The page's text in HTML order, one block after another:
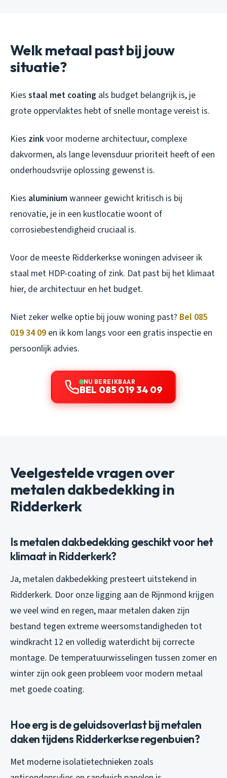
Welk metaal past bij jouw
situatie?
Kies staal met coating als budget belangrijk is, je
grote oppervlaktes hebt of snelle montage vereist is.
Kies zinkvoor moderne architectuur, complexe
dakvormen, als lange levensduur prioriteit heeft of een
onderhoudsvrije oplossing gewenst is.
Kies aluminium wanneer gewicht kritisch is bij
renovatie, je in een kustlocatie woont of
corrosiebestendigheid cruciaal is.
Voor de meeste Ridderkerkse woningen adviseer ik
staal met HDP-coating of zink. Dat past bij het klimaat
hier, de architectuur en het budget.
Niet zeker welke optie bij jouw woning past? Bel 085
019 34 09 en ik kom langs voor een gratis inspectie en
persoonlijk advies.
NU BEREIKBAAR
BEL 085 019 34 09
Veelgestelde vragen over
metalen dakbedekking in
Ridderkerk
Is metalen dakbedekking geschikt voor het
klimaat in Ridderkerk?
Ja, metalen dakbedekking presteert uitstekend in
Ridderkerk. Door onze ligging aan de Rijnmond krijgen
we veel wind en regen, maar metalen daken zijn
bestand tegen extreme weersomstandigheden tot
windkracht 12 en volledig waterdicht bij correcte
montage. De temperatuurwisselingen tussen zomer en
winter zijn ook geen probleem voor modern metaal
met goede coating.
Hoe erg is de geluidsoverlast bij metalen
daken tijdens Ridderkerkse regenbuien?
Met moderne isolatietechnieken zoals